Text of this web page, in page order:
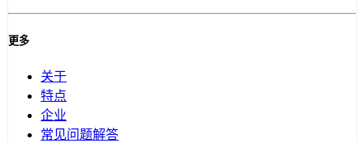
更多
关于
特点
企业
常见问题解答